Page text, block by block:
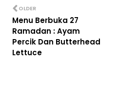
OLDER
Menu Berbuka 27
Ramadan : Ayam
Percik Dan Butterhead
Lettuce